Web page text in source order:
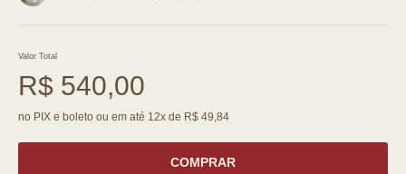
Valor Total
R$ 540,00
no PIX e boleto ou em até 12x de R$ 49,84
COMPRAR